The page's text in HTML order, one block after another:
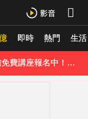
即時 熱門 生活
大小事！
《理財達人秀》X 安聯投信免費講座報名中！搶先卡位 2027